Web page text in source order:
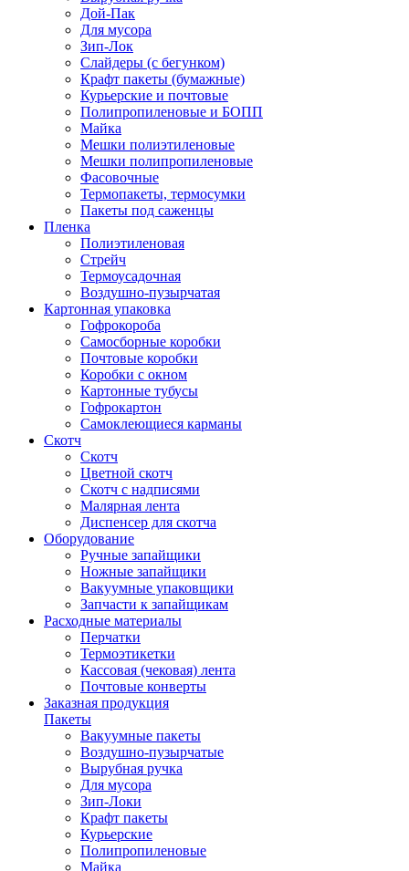
Дой-Пак
Для мусора
Зип-Лок
Слайдеры (с бегунком)
Крафт пакеты (бумажные)
Курьерские и почтовые
Полипропиленовые и БОПП
Майка
Мешки полиэтиленовые
Мешки полипропиленовые
Фасовочные
Термопакеты, термосумки
Пакеты под саженцы
Пленка
Полиэтиленовая
Стрейч
Термоусадочная
Воздушно-пузырчатая
Картонная упаковка
Гофрокороба
Самосборные коробки
Почтовые коробки
Коробки с окном
Картонные тубусы
Гофрокартон
Самоклеющиеся карманы
Скотч
Скотч
Цветной скотч
Скотч с надписями
Малярная лента
Диспенсер для скотча
Оборудование
Ручные запайщики
Ножные запайщики
Вакуумные упаковщики
Запчасти к запайщикам
Расходные материалы
Перчатки
Термоэтикетки
Кассовая (чековая) лента
Почтовые конверты
Заказная продукция
Пакеты
Вакуумные пакеты
Воздушно-пузырчатые
Вырубная ручка
Для мусора
Зип-Локи
Крафт пакеты
Курьерские
Полипропиленовые
Майка